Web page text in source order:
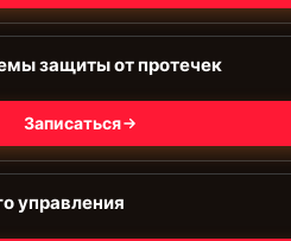
защиты от протечек
Записаться
управления